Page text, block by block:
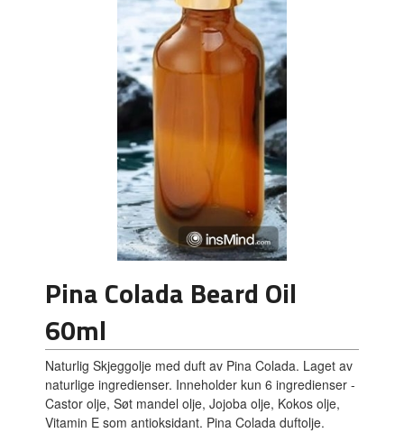
Pina Colada Beard Oil
60ml
Naturlig Skjeggolje med duft av Pina Colada. Laget av
naturlige ingredienser. Inneholder kun 6 ingredienser -
Castor olje, Søt mandel olje, Jojoba olje, Kokos olje,
Vitamin E som antioksidant. Pina Colada duftolje.